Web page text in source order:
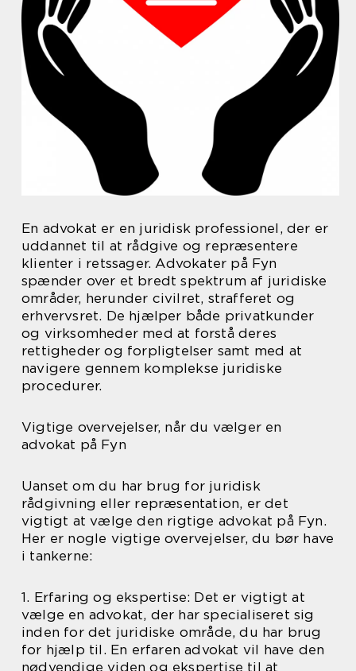
En advokat er en juridisk professionel, der er
uddannet til at rådgive og repræsentere
klienter i retssager. Advokater på Fyn
spænder over et bredt spektrum af juridiske
områder, herunder civilret, strafferet og
erhvervsret. De hjælper både privatkunder
og virksomheder med at forstå deres
rettigheder og forpligtelser samt med at
navigere gennem komplekse juridiske
procedurer.
Vigtige overvejelser, når du vælger en
advokat på Fyn
Uanset om du har brug for juridisk
rådgivning eller repræsentation, er det
vigtigt at vælge den rigtige advokat på Fyn.
Her er nogle vigtige overvejelser, du bør have
i tankerne:
1. Erfaring og ekspertise: Det er vigtigt at
vælge en advokat, der har specialiseret sig
inden for det juridiske område, du har brug
for hjælp til. En erfaren advokat vil have den
nødvendige viden og ekspertise til at